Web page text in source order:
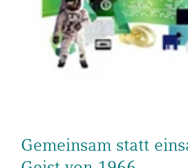
Gemeinsam statt